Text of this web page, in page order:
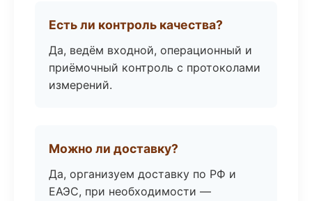
Есть ли контроль качества?
Да, ведём входной, операционный и
приёмочный контроль с протоколами
измерений.
Можно ли доставку?
Да, организуем доставку по РФ и
ЕАЭС, при необходимости —